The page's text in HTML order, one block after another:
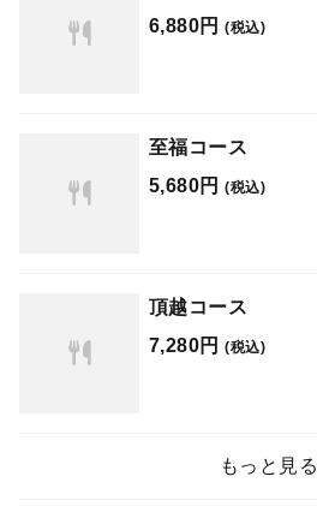
6,880円 (税込)
至福コース
5,680円 (税込)
頂越コース
7,280円 (税込)
もっと見る